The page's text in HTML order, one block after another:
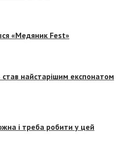
«Медяник Fest»
став найстарішим експонатом
і треба робити у цей